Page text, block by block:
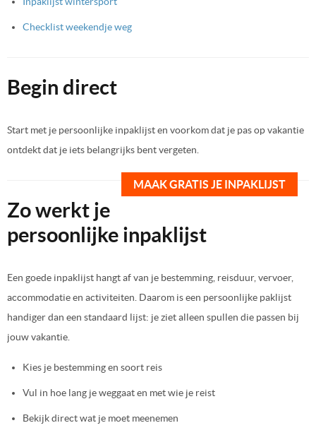
Checklist weekendje weg
Begin direct
Start met je persoonlijke inpaklijst en voorkom dat je pas op vakantie
ontdekt dat je iets belangrijks bent vergeten.
MAAK GRATIS JE INPAKLIJST
Zo werkt je
persoonlijke inpaklijst
Een goede inpaklijst hangt af van je bestemming, reisduur, vervoer,
accommodatie en activiteiten. Daarom is een persoonlijke paklijst
handiger dan een standaard lijst: je ziet alleen spullen die passen bij
jouw vakantie.
Kies je bestemming en soort reis
Vul in hoe lang je weggaat en met wie je reist
Bekijk direct wat je moet meenemen